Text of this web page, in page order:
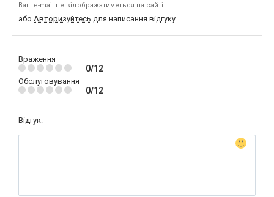
Ваш e-mail не відображатиметься на сайті
або Авторизуйтесь для написання відгуку
Враження
0/12
Обслуговування
0/12
Відгук: